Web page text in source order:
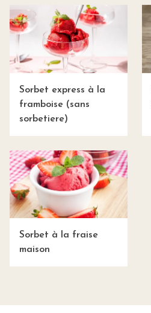
Sorbet express à la
framboise (sans
sorbetiere)
Sorbet à la fraise
maison